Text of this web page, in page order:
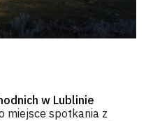
w Lublinie
miejsce spotkania z